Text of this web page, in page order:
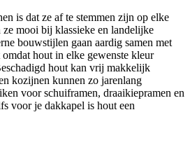
is dat ze af te stemmen zijn op elke
ze mooi bij klassieke en landelijke
bouwstijlen gaan aardig samen met
hout in elke gewenste kleur
hout kan vrij makkelijk
kozijnen kunnen zo jarenlang
voor schuiframen, draaikiepramen en
voor je dakkapel is hout een